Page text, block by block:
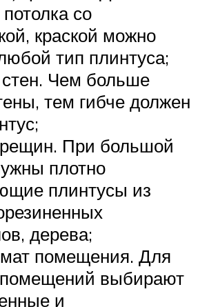
со
краской можно
тип плинтуса;
стен. Чем больше
тем гибче должен
При большой
плотно
плинтусы из
дерева;
помещения. Для
выбирают
и